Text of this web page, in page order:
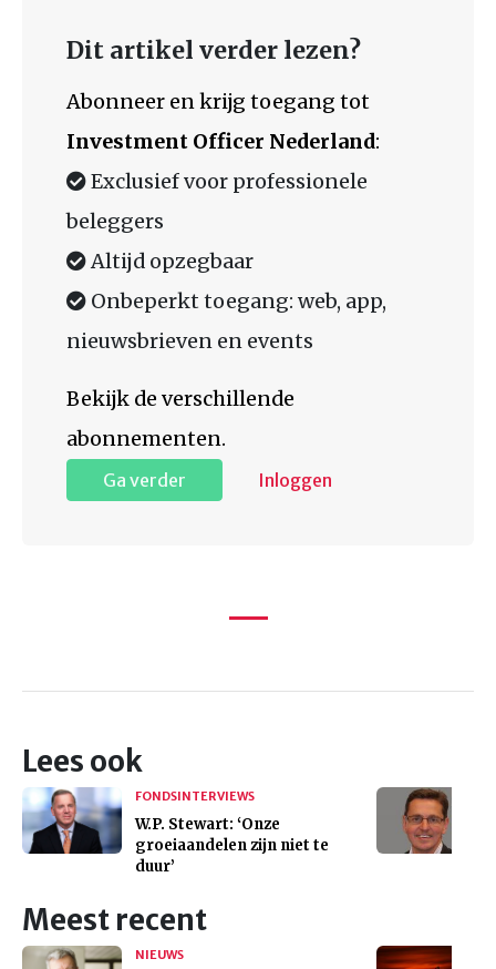
Dit artikel verder lezen?
Abonneer en krijg toegang tot
Investment Officer Nederland:
Exclusief voor professionele
beleggers
Altijd opzegbaar
Onbeperkt toegang: web, app,
nieuwsbrieven en events
Bekijk de verschillende
abonnementen.
Ga verder Inloggen
Lees ook
FONDSINTERVIEWS
W.P. Stewart: ‘Onze
groeiaandelen zijn niet te
duur’
Meest recent
NIEUWS